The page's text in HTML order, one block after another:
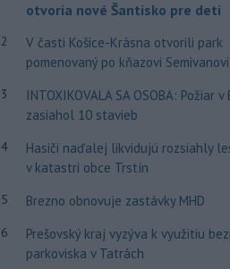
otvoria nové Šantisko pre deti
2
V časti Košice-Krásna otvorili park
pomenovaný po kňazovi Semivanovi
3
INTOXIKOVALA SA OSOBA: Požiar
zasiahol 10 stavieb
4
Hasiči naďalej likvidujú rozsiahly
v katastri obce Trstín
5 Brezno obnovuje zastávky MHD
6
Prešovský kraj vyzýva k využitiu
parkoviska v Tatrách